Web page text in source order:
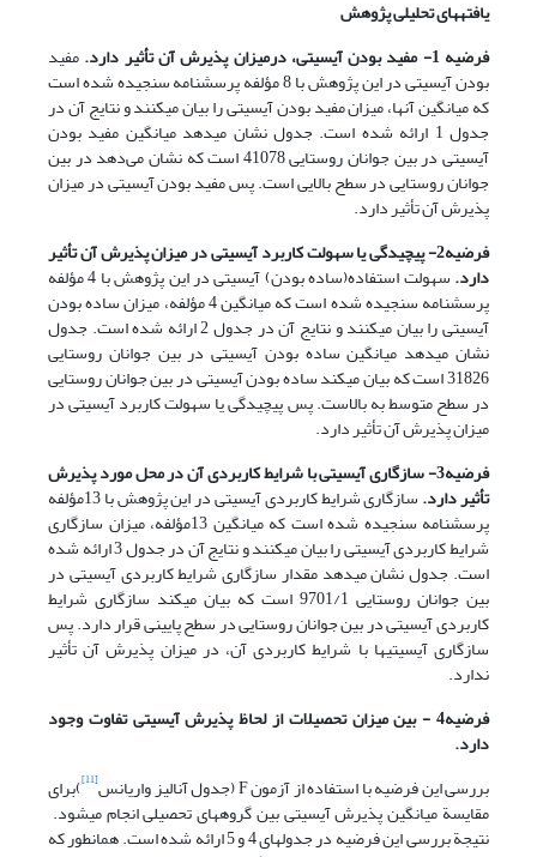
یافتههای تحلیلی پژوهش
فرضیه 1- مفید بودن آی
سیتی، درمیزان پذیرش آن تأثیر دارد.مفید
بودن آی‎سی‎تی در این پژوهش با 8 مؤلفه پرسشنامه سنجیده شده است
که میانگین آنها، میزان مفید بودن آی‎سی‎تی را بیان می‎کنند و نتایج آن در
جدول 1 ارائه شده است. جدول نشان می‎دهد میانگین مفید بودن
آی‎سی‎تی در بین جوانان روستایی 41078 است که نشان می‌دهد در بین
جوانان روستایی در سطح بالایی است. پس مفید بودن آی‎سی‎تی در میزان
پذیرش آن تأثیر دارد.
فرضیه2- پیچیدگی یا سهولت کاربرد آی
سیتی در میزان پذیرش آن تأثیر
دارد. سهولت استفاده(ساده بودن) آی‎سی‎تی در این پژوهش با 4 مؤلفه
پرسشنامه سنجیده شده است که میانگین 4 مؤلفه، میزان ساده بودن
آی‎سی‎تی را بیان می‎کنند و نتایج آن در جدول 2 ارائه شده است. جدول
نشان می‎دهد میانگین ساده بودن آی‎سی‎تی در بین جوانان روستایی
31826 است که بیان می‎کند ساده بودن آی‎سی‎تی در بین جوانان روستایی
در سطح متوسط به بالاست. پس پیچیدگی یا سهولت کاربرد آی‎سی‎تی در
میزان پذیرش آن تأثیر دارد.
فرضیه3- سازگاری آی
سیتی با شرایط کاربردی آن در محل مورد پذیرش
تأثیر دارد. سازگاری شرایط کاربردی آی‎سی‎تی در این پژوهش با 13مؤلفه
پرسشنامه سنجیده شده است که میانگین 13مؤلفه، میزان سازگاری
شرایط کاربردی آی‎سی‎تی را بیان می‎کنند و نتایج آن در جدول 3 ارائه شده
است. جدول نشان می‎دهد مقدار سازگاری شرایط کاربردی آی‎سی‎تی در
بین جوانان روستایی 9701/1 است که بیان می‎کند سازگاری شرایط
کاربردی آی‎سی‎تی در بین جوانان روستایی در سطح پایینی قرار دارد. پس
سازگاری آی‎سی‎تی‎ها با شرایط کاربردی آن، در میزان پذیرش آن تأثیر
ندارد.
فرضیه4 - بین میزان تحصیلات از لحاظ پذیرش آی
سیتی تفاوت وجود
دارد.
بررسی این فرضیه با استفاده از آزمون F (جدول آنالیز واریانس
[11] )برای
مقایسة میانگین پذیرش آی‎سی‎تی بین گروه‎های تحصیلی انجام می‎شود.
نتیجة بررسی این فرضیه در جدولهای 4 و 5 ارائه شده است. همان‎طور که